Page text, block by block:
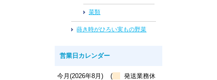
菜類
蒔き時がひろい実もの野菜
営業日カレンダー
今月(2026年8月)
(
発送業務休